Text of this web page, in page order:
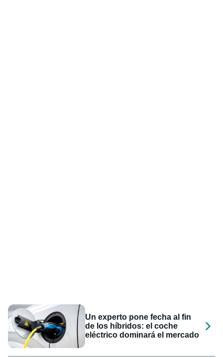
Un experto pone fecha al fin
de los híbridos: el coche
eléctrico dominará el mercado